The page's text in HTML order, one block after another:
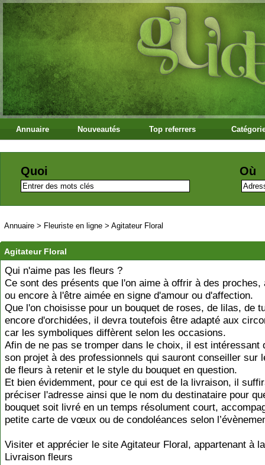
Annuaire Nouveautés Top referrers
Quoi Où
Annuaire > Fleuriste en ligne > Agitateur Floral
Agitateur Floral
Qui n'aime pas les fleurs ?
Ce sont des présents que l'on aime à offrir à des proches,
ou encore à l'être aimée en signe d'amour ou d'affection.
Que l'on choisisse pour un bouquet de roses, de lilas, de
encore d'orchidées, il devra toutefois être adapté aux
car les symboliques diffèrent selon les occasions.
Afin de ne pas se tromper dans le choix, il est intéressant
son projet à des professionnels qui sauront conseiller sur
de fleurs à retenir et le style du bouquet en question.
Et bien évidemment, pour ce qui est de la livraison, il
préciser l'adresse ainsi que le nom du destinataire pour
bouquet soit livré en un temps résolument court,
petite carte de vœux ou de condoléances selon
Visiter et apprécier le site Agitateur Floral, appartenant à
Livraison fleurs